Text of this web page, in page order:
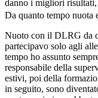
danno i migliori risultati,
Da quanto tempo nuota
Nuoto con il DLRG da
partecipavo solo agli
tempo ho assunto
responsabile della
estivi, poi della
in seguito, sono